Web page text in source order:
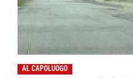
AL CAPOLUOGO